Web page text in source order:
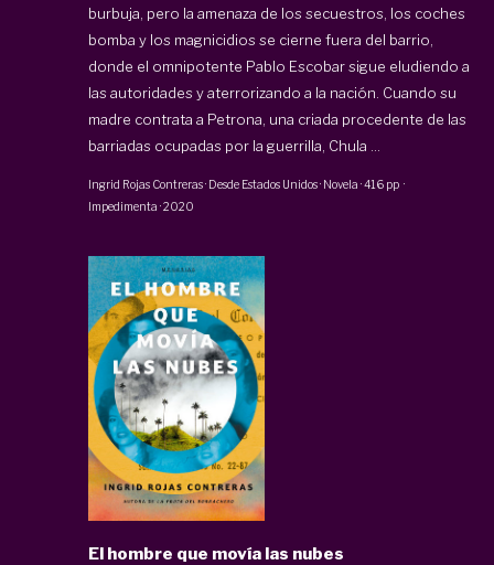
burbuja, pero la amenaza de los secuestros, los coches
bomba y los magnicidios se cierne fuera del barrio,
donde el omnipotente Pablo Escobar sigue eludiendo a
las autoridades y aterrorizando a la nación. Cuando su
madre contrata a Petrona, una criada procedente de las
barriadas ocupadas por la guerrilla, Chula ...
Ingrid Rojas Contreras· Desde Estados Unidos · Novela ·416 pp ·
Impedimenta ·2020
El hombre que movía las nubes